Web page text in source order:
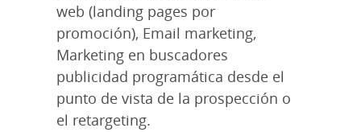
web (landing pages por
promoción), Email marketing,
Marketing en buscadores
publicidad programática desde el
punto de vista de la prospección o
el retargeting.